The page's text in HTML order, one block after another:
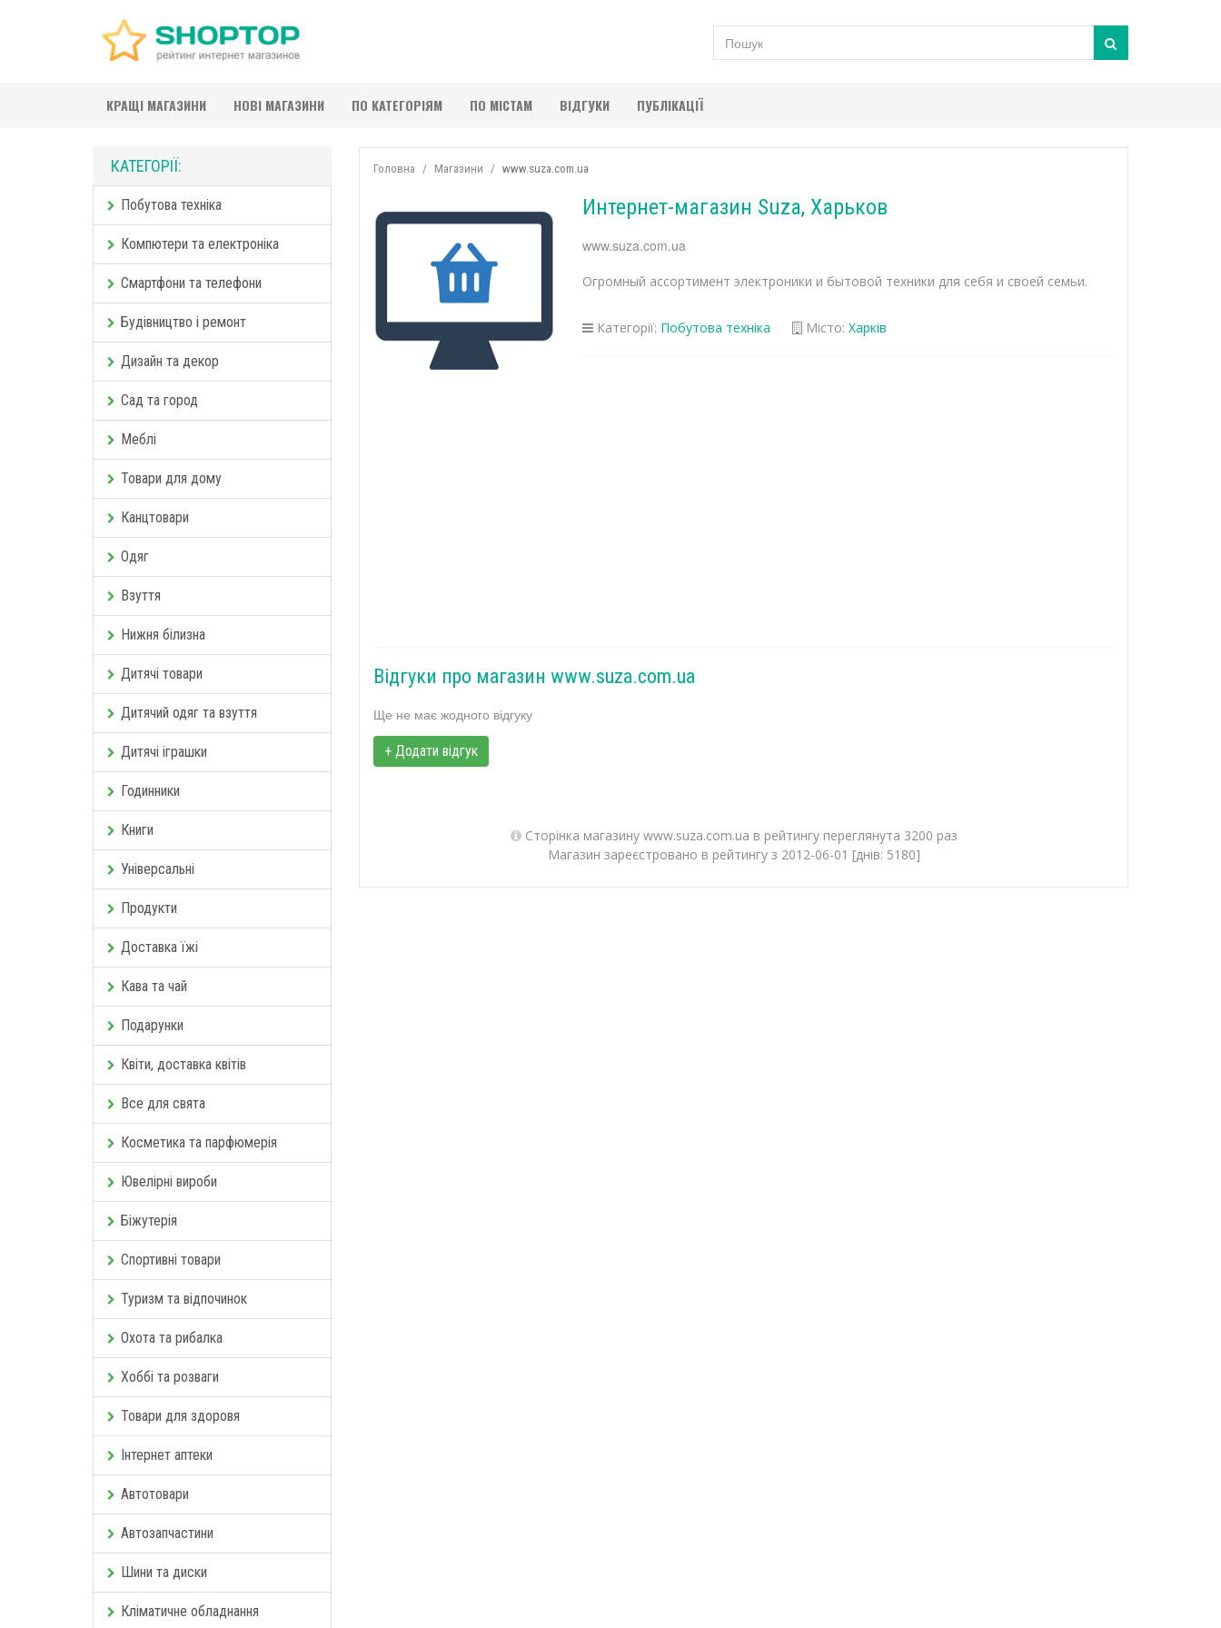
КРАЩІ МАГАЗИНИ НОВІ МАГАЗИНИ ПО КАТЕГОРІЯМ ПО МІСТАМ ВІДГУКИ ПУБЛІКАЦІЇ
КАТЕГОРІЇ:
Побутова техніка
Компютери та електроніка
Смартфони та телефони
Будівництво і ремонт
Дизайн та декор
Сад та город
Меблі
Товари для дому
Канцтовари
Одяг
Взуття
Нижня білизна
Дитячі товари
Дитячий одяг та взуття
Дитячі іграшки
Годинники
Книги
Універсальні
Продукти
Доставка їжі
Кава та чай
Подарунки
Квіти, доставка квітів
Все для свята
Косметика та парфюмерія
Ювелірні вироби
Біжутерія
Спортивні товари
Туризм та відпочинок
Охота та рибалка
Хоббі та розваги
Товари для здоровя
Інтернет аптеки
Автотовари
Автозапчастини
Шини та диски
Кліматичне обладнання
Головна Магазини www.suza.com.ua
Интернет-магазин Suza, Харьков
www.suza.com.ua
Огромный ассортимент электроники и бытовой техники для себя и своей семьи.
Категорії: Побутова техніка Місто: Харків
Відгуки про магазин www.suza.com.ua
Ще не має жодного відгуку
+ Додати відгук
Сторінка магазину www.suza.com.ua в рейтингу переглянута 3200 раз
Магазин зареєстровано в рейтингу з 2012-06-01 [днів: 5180]